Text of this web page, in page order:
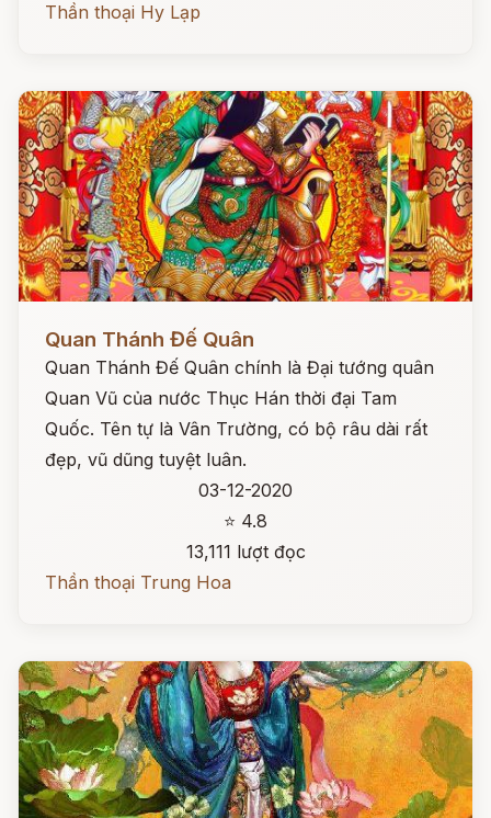
Thần thoại Hy Lạp
Quan Thánh Đế Quân
Quan Thánh Đế Quân chính là Đại tướng quân
Quan Vũ của nước Thục Hán thời đại Tam
Quốc. Tên tự là Vân Trường, có bộ râu dài rất
đẹp, vũ dũng tuyệt luân.
03-12-2020
⭐ 4.8
13,111 lượt đọc
Thần thoại Trung Hoa